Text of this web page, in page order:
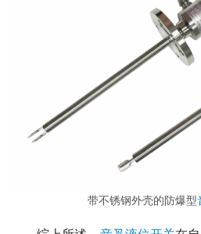
带不锈钢外壳的防爆型